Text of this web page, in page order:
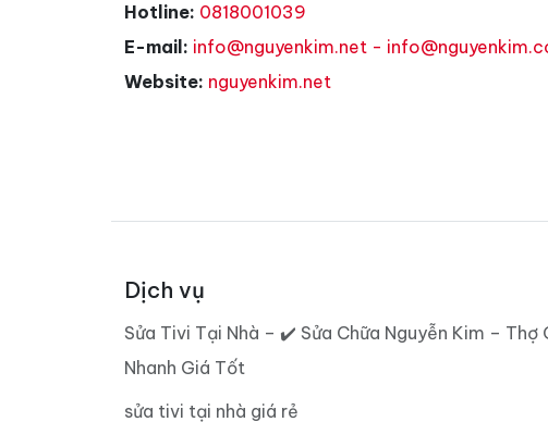
Hotline: 0818001039
E-mail: info@nguyenkim.net -
Website: nguyenkim.net
Dịch vụ
Sửa Tivi Tại Nhà – ✔️ Sửa Chữa Nguyễn Kim – Thợ
Nhanh Giá Tốt
sửa tivi tại nhà giá rẻ